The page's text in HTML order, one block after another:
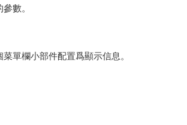
數。
單欄小部件配置爲顯示信息。